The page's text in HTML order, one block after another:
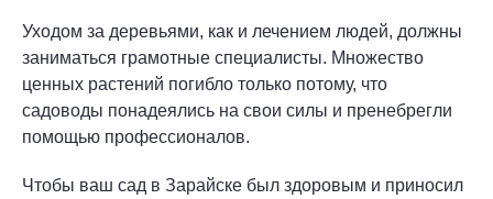
Уходом за деревьями, как и лечением людей, должны
заниматься грамотные специалисты. Множество
ценных растений погибло только потому, что
садоводы понадеялись на свои силы и пренебрегли
помощью профессионалов.
Чтобы ваш сад в Зарайске был здоровым и приносил